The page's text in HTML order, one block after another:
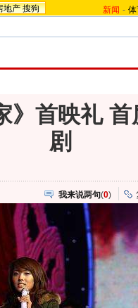
地产 搜狗 新闻 -
》首映礼
剧
我来说两句(0)